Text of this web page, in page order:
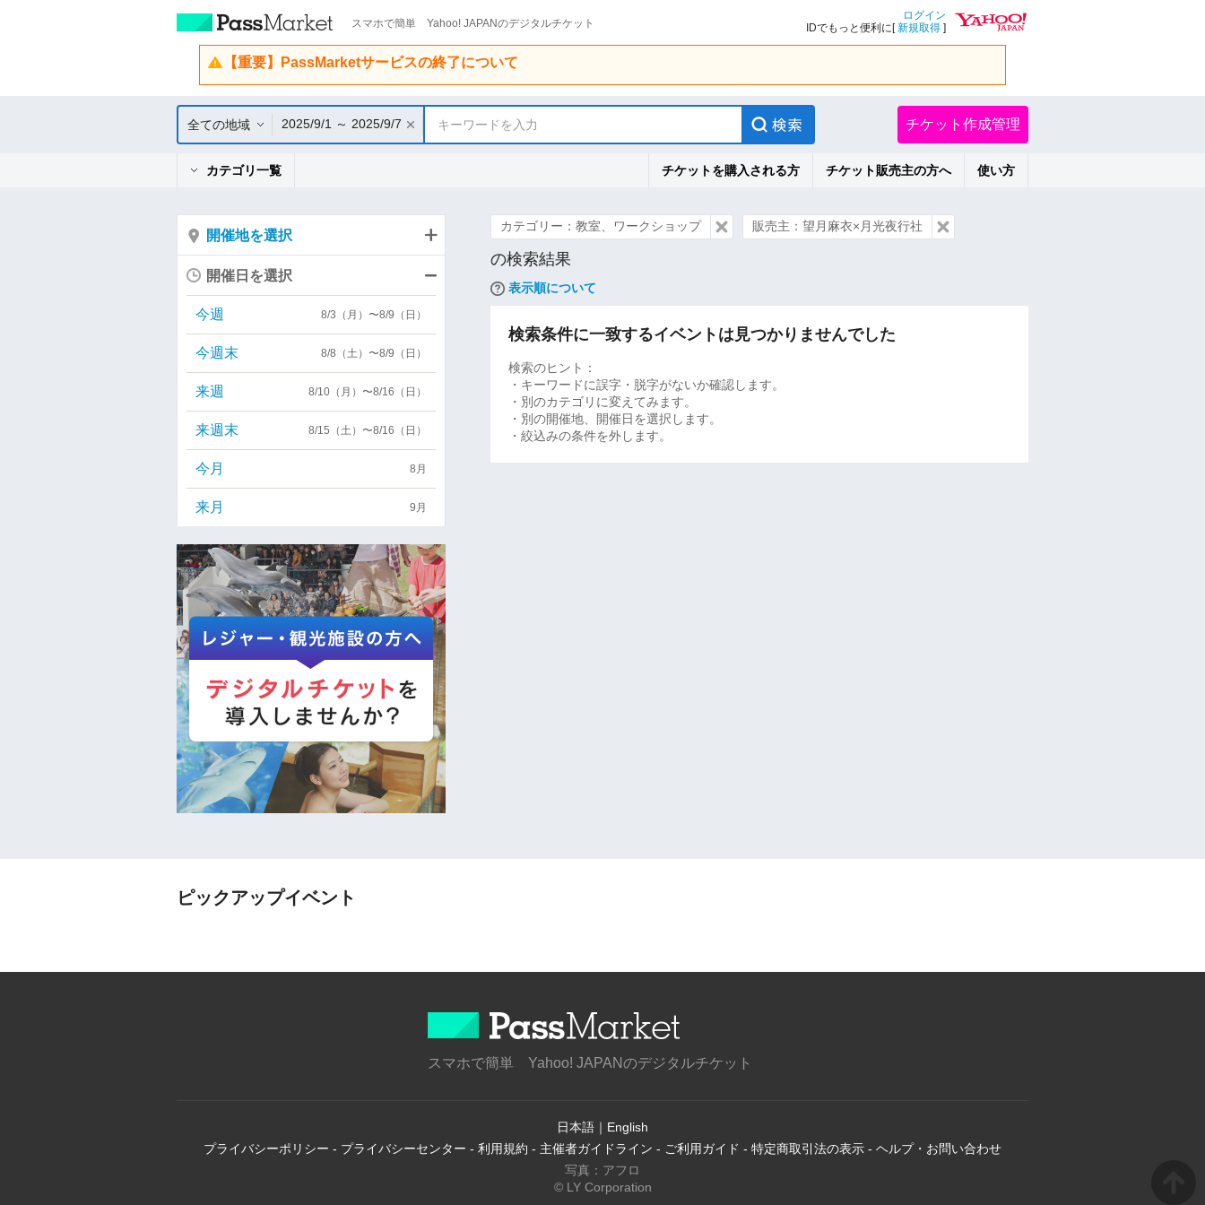
スマホで簡単 Yahoo! JAPANのデジタルチケット
ログイン
IDでもっと便利に[新規取得 ]
【重要】PassMarketサービスの終了について
全ての地域 2025/9/1 ～ 2025/9/7 キーワードを入力 チケット作成管理
カテゴリ一覧 チケットを購入される方 チケット販売主の方へ 使い方
カテゴリー：教室、ワークショップ 販売主：望月麻衣×月光夜行社
の検索結果
表示順について
検索条件に一致するイベントは見つかりませんでした
検索のヒント：
・キーワードに誤字・脱字がないか確認します。
・別のカテゴリに変えてみます。
・別の開催地、開催日を選択します。
・絞込みの条件を外します。
開催地を選択
開催日を選択
今週 8/3（月）〜8/9（日）
今週末 8/8（土）〜8/9（日）
来週 8/10（月）〜8/16（日）
来週末 8/15（土）〜8/16（日）
今月 8月
来月 9月
ピックアップイベント
スマホで簡単 Yahoo! JAPANのデジタルチケット
日本語 ｜ English
プライバシーポリシー - プライバシーセンター - 利用規約 - 主催者ガイドライン - ご利用ガイド - 特定商取引法の表示 - ヘルプ・お問い合わせ
写真：アフロ
© LY Corporation